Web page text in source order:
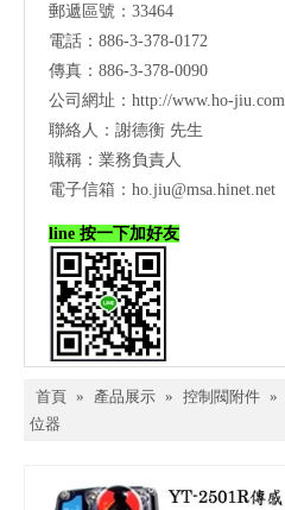
郵遞區號：33464
電話：886-3-378-0172
傳真：886-3-378-0090
公司網址： http://www.ho-jiu.com
聯絡人：謝德衡 先生
職稱：業務負責人
電子信箱： ho.jiu@msa.hinet.net
line 按一下加好友
首頁 » 產品展示 » 控制閥附件 »
位器